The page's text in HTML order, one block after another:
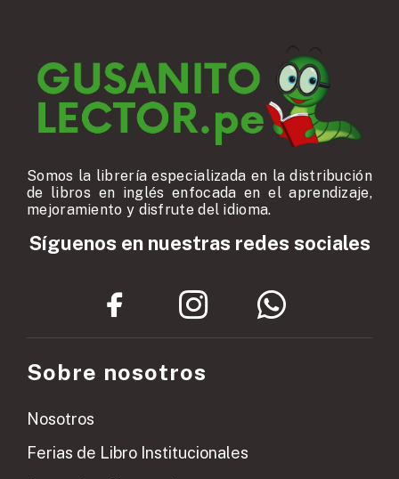
Somos la librería especializada en la distribución
de libros en inglés enfocada en el aprendizaje,
mejoramiento y disfrute del idioma.
Síguenos en nuestras redes sociales
Sobre nosotros
Nosotros
Ferias de Libro Institucionales